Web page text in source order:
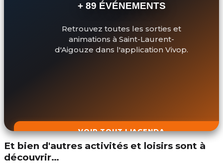
+ 89 ÉVÉNEMENTS
Retrouvez toutes les sorties et
animations à Saint-Laurent-
d'Aigouze dans l'application Vivop.
VOIR TOUT L'AGENDA
Et bien d'autres activités et loisirs sont à
découvrir…